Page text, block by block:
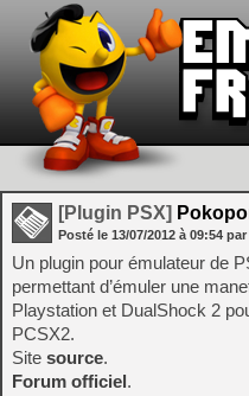
[Plugin PSX]
Posté le 13/07/2012 à 09:54 par
Un plugin pour émulateur de
permettant d’émuler une
Playstation et DualShock 2
PCSX2.
Site source.
Forum officiel.